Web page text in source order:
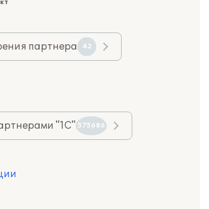
партнера 42
"1С" 575686